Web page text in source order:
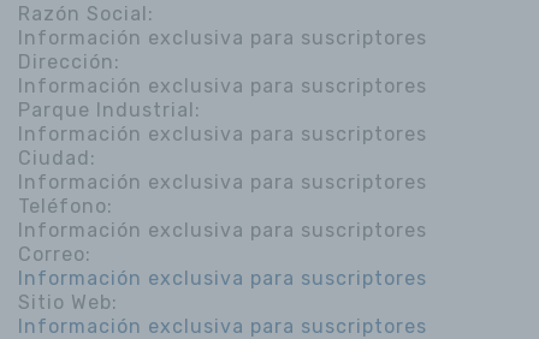
Razón Social:
Información exclusiva para suscriptores
Dirección:
Información exclusiva para suscriptores
Parque Industrial:
Información exclusiva para suscriptores
Ciudad:
Información exclusiva para suscriptores
Teléfono:
Información exclusiva para suscriptores
Correo:
Información exclusiva para suscriptores
Sitio Web:
Información exclusiva para suscriptores